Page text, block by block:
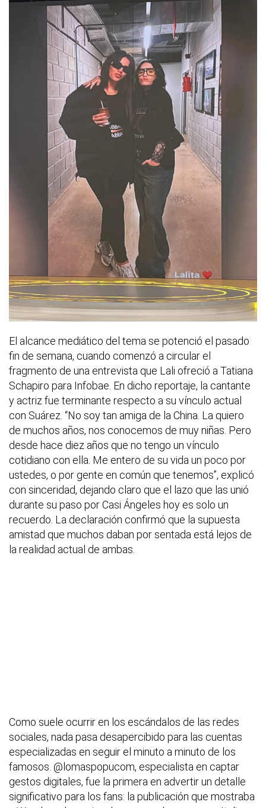
El alcance mediático del tema se potenció el pasado
fin de semana, cuando comenzó a circular el
fragmento de una entrevista que Lali ofreció a Tatiana
Schapiro para Infobae. En dicho reportaje, la cantante
y actriz fue terminante respecto a su vínculo actual
con Suárez. “No soy tan amiga de la China. La quiero
de muchos años, nos conocemos de muy niñas. Pero
desde hace diez años que no tengo un vínculo
cotidiano con ella. Me entero de su vida un poco por
ustedes, o por gente en común que tenemos”, explicó
con sinceridad, dejando claro que el lazo que las unió
durante su paso por Casi Ángeles hoy es solo un
recuerdo. La declaración confirmó que la supuesta
amistad que muchos daban por sentada está lejos de
la realidad actual de ambas.
Como suele ocurrir en los escándalos de las redes
sociales, nada pasa desapercibido para las cuentas
especializadas en seguir el minuto a minuto de los
famosos. @lomaspopucom, especialista en captar
gestos digitales, fue la primera en advertir un detalle
significativo para los fans: la publicación que mostraba